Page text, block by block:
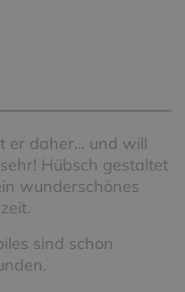
er daher... und will
Hübsch gestaltet
wunderschönes
sind schon